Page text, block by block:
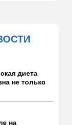
диета
не только
на